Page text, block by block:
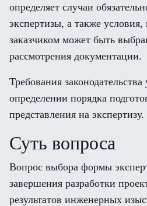
определяет случаи
экспертизы, а также
заказчиком может быть
рассмотрения документации.
Требования
определении порядка
представления на экспертизу.
Суть вопроса
Вопрос выбора формы
завершения разработки
результатов инженерных